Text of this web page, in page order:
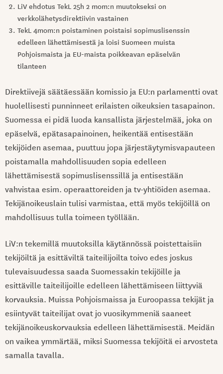
LiV ehdotus TekL 25h 2 mom:n muutokseksi on
verkkolähetysdirektiivin vastainen
TekL 4mom:n poistaminen poistaisi sopimuslisenssin
edelleen lähettämisestä ja loisi Suomeen muista
Pohjoismaista ja EU-maista poikkeavan epäselvän
tilanteen
Direktiivejä säätäessään komissio ja EU:n parlamentti ovat
huolellisesti punninneet erilaisten oikeuksien tasapainon.
Suomessa ei pidä luoda kansallista järjestelmää, joka on
epäselvä, epätasapainoinen, heikentää entisestään
tekijöiden asemaa, puuttuu jopa järjestäytymisvapauteen
poistamalla mahdollisuuden sopia edelleen
lähettämisestä sopimuslisenssillä ja entisestään
vahvistaa esim. operaattoreiden ja tv-yhtiöiden asemaa.
Tekijänoikeuslain tulisi varmistaa, että myös tekijöillä on
mahdollisuus tulla toimeen työllään.
LiV:n tekemillä muutoksilla käytännössä poistettaisiin
tekijöiltä ja esittäviltä taiteilijoilta toivo edes joskus
tulevaisuudessa saada Suomessakin tekijöille ja
esittäville taiteilijoille edelleen lähettämiseen liittyviä
korvauksia. Muissa Pohjoismaissa ja Euroopassa tekijät ja
esiintyvät taiteilijat ovat jo vuosikymmeniä saaneet
tekijänoikeuskorvauksia edelleen lähettämisestä. Meidän
on vaikea ymmärtää, miksi Suomessa tekijöitä ei arvosteta
samalla tavalla.